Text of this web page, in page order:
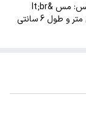
ویژگی های دستبند مسی طرح گل: &lt;br /&gt;» جنس: مس &lt;br
/&gt;» سنگ: ندارد &lt;br /&gt;» ابعاد: پهنا 5 میلی متر و طول 6 سانتی